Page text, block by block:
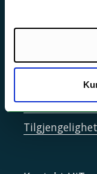
Personvern
Sikkerhet,